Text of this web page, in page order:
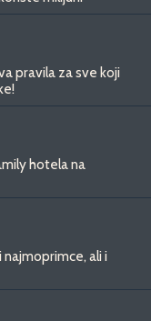
pravila za sve koji
hotela na
ali i